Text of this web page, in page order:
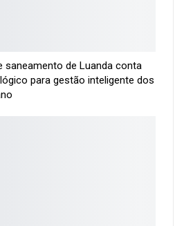
saneamento de Luanda conta
para gestão inteligente dos